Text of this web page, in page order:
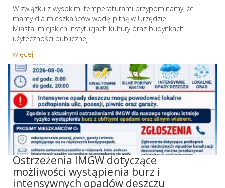
W związku z wysokimi temperaturami przypominamy, że
mamy dla mieszkańców wodę pitną w Urzędzie
Miasta, miejskich instytucjach kultury oraz budynkach
użyteczności publicznej
więcej
Ostrzeżenia IMGW dotyczące
możliwości wystąpienia burz i
intensywnych opadów deszczu